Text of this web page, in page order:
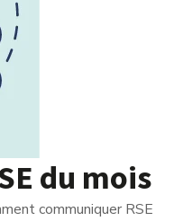
du mois
communiquer RSE